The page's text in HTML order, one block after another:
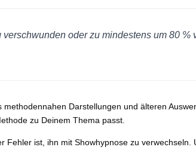
oder zu mindestens um 80 %
Darstellungen und älteren
zu Deinem Thema passt.
ist, ihn mit Showhypnose zu